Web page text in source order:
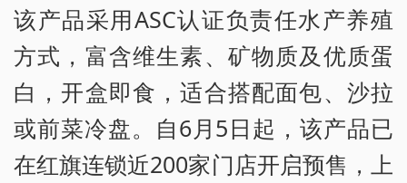
该产品采用ASC认证负责任水产养殖
方式，富含维生素、矿物质及优质蛋
白，开盒即食，适合搭配面包、沙拉
或前菜冷盘。自6月5日起，该产品已
在红旗连锁近200家门店开启预售，上